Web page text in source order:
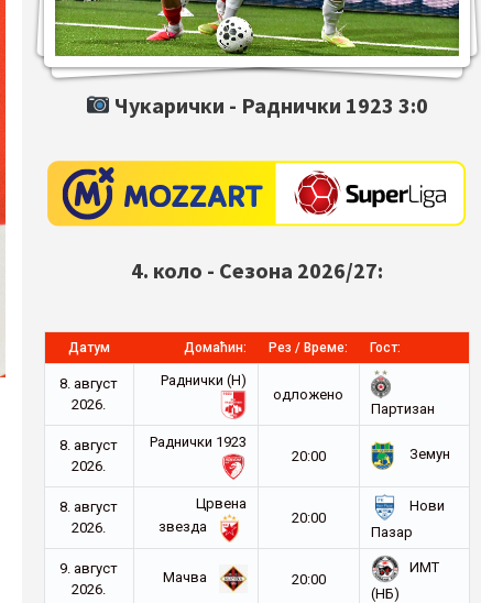
Чукарички - Раднички 1923 3:0
4. коло - Сезона 2026/27:
Датум Домаћин: Рез / Време: Гост:
8. август
2026.
Раднички (Н)
oдложено
Партизан
8. август
2026.
Раднички 1923
20:00
Земун
8. август
2026.
Црвена
звезда
20:00
Нови
Пазар
9. август
2026.
Мачва 20:00
ИМТ
(НБ)